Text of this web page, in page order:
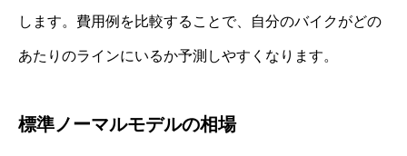
します。費用例を比較することで、自分のバイクがどの
あたりのラインにいるか予測しやすくなります。
標準ノーマルモデルの相場